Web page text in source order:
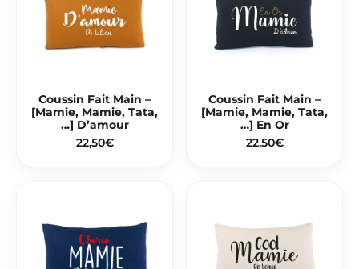
Coussin Fait Main –
[Mamie, Mamie, Tata,
…] D’amour
22,50€
Coussin Fait Main –
[Mamie, Mamie, Tata,
…] En Or
22,50€